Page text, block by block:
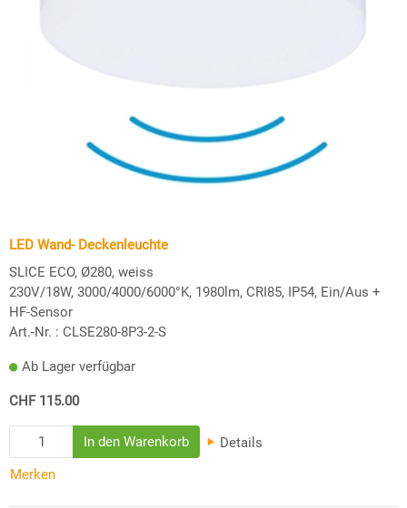
LED Wand- Deckenleuchte
SLICE ECO, Ø280, weiss
230V/18W, 3000/4000/6000°K, 1980lm, CRI85, IP54, Ein/Aus +
HF-Sensor
Art.-Nr. : CLSE280-8P3-2-S
Ab Lager verfügbar
CHF 115.00
Details
Merken